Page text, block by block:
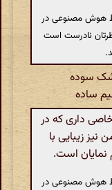
هوش مصنوعی در
نادرست است
سوده
ساده
داری که در
زیبایی با
نمایان است.
هوش مصنوعی در